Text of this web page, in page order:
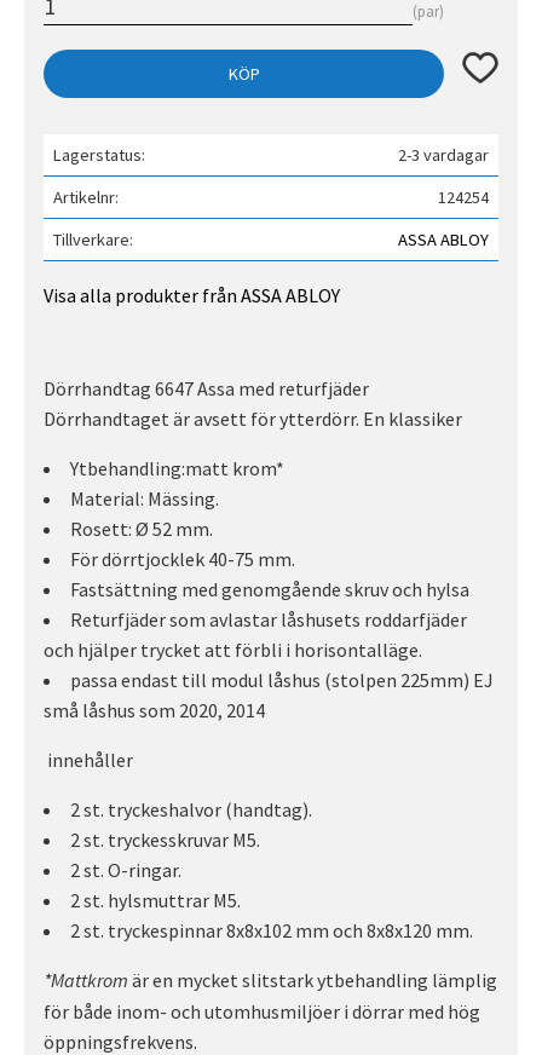
par
KÖP Lägg till
Lagerstatus
2-3 vardagar
Artikelnr
124254
Tillverkare
ASSA ABLOY
Visa alla produkter från ASSA ABLOY
Dörrhandtag 6647 Assa med returfjäder
Dörrhandtaget är avsett för ytterdörr. En klassiker
Ytbehandling:matt krom*
Material: Mässing.
Rosett: Ø 52 mm.
För dörrtjocklek 40-75 mm.
Fastsättning med genomgående skruv och hylsa
Returfjäder som avlastar låshusets roddarfjäder
och hjälper trycket att förbli i horisontalläge.
passa endast till modul låshus (stolpen 225mm) EJ
små låshus som 2020, 2014
innehåller
2 st. tryckeshalvor (handtag).
2 st. tryckesskruvar M5.
2 st. O-ringar.
2 st. hylsmuttrar M5.
2 st. tryckespinnar 8x8x102 mm och 8x8x120 mm.
*Mattkrom är en mycket slitstark ytbehandling lämplig
för både inom- och utomhusmiljöer i dörrar med hög
öppningsfrekvens.